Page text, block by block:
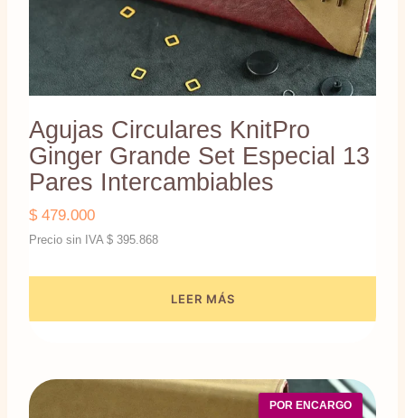
Agujas Circulares KnitPro
Ginger Grande Set Especial 13
Pares Intercambiables
$479.000
Precio sin IVA $ 395.868
LEER MÁS
POR ENCARGO